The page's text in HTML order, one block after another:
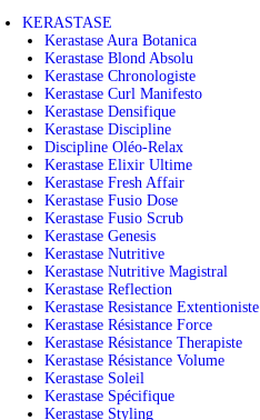
KERASTASE
Kerastase Aura Botanica
Kerastase Blond Absolu
Kerastase Chronologiste
Kerastase Curl Manifesto
Kerastase Densifique
Kerastase Discipline
Discipline Oléo-Relax
Kerastase Elixir Ultime
Kerastase Fresh Affair
Kerastase Fusio Dose
Kerastase Fusio Scrub
Kerastase Genesis
Kerastase Nutritive
Kerastase Nutritive Magistral
Kerastase Reflection
Kerastase Resistance Extentioniste
Kerastase Résistance Force
Kerastase Résistance Therapiste
Kerastase Résistance Volume
Kerastase Soleil
Kerastase Spécifique
Kerastase Styling